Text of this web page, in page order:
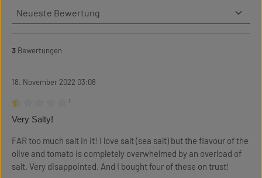
3 Bewertungen
18. November 2022 03:08
Bewertung mit 0.5 von 5 Sternen
¹
Very Salty!
FAR too much salt in it! I love salt (sea salt) but the flavour of the
olive and tomato is completely overwhelmed by an overload of
salt. Very disappointed. And I bought four of these on trust!